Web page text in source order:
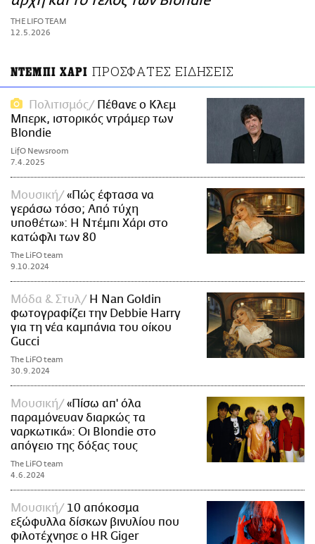
ΑΜΠΑ
PRINT
THE LIFO TEAM
12.5.2026
ΝΤΕΜΠΙ ΧΑΡΙ ΠΡΟΣΦΑΤΕΣ ΕΙΔΗΣΕΙΣ
Πολιτισμός
Πέθανε ο Κλεμ
Μπερκ, ιστορικός ντράμερ των
Blondie
LifO Newsroom
7.4.2025
Μουσική
«Πώς έφτασα να
γεράσω τόσο; Από τύχη
υποθέτω»: Η Ντέμπι Χάρι στο
κατώφλι των 80
The LiFO team
9.10.2024
Μόδα & Στυλ
Η Nan Goldin
φωτογραφίζει την Debbie Harry
για τη νέα καμπάνια του οίκου
Gucci
The LiFO team
30.9.2024
Μουσική
«Πίσω απ' όλα
παραμόνευαν διαρκώς τα
ναρκωτικά»: Οι Blondie στο
απόγειο της δόξας τους
The LiFO team
4.6.2024
Μουσική
10 απόκοσμα
εξώφυλλα δίσκων βινυλίου που
φιλοτέχνησε ο HR Giger